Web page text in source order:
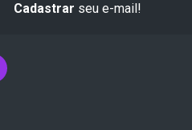
Cadastrar seu e-mail!